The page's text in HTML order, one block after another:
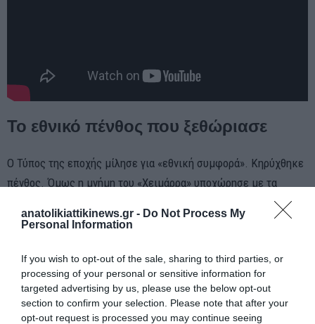
anatolikiattikinews.gr - Do Not Process My
Personal Information
If you wish to opt-out of the sale, sharing to third parties, or
processing of your personal or sensitive information for
targeted advertising by us, please use the below opt-out
section to confirm your selection. Please note that after your
opt-out request is processed you may continue seeing
Το εθνικό πένθος που ξεθώριασε
Ο Τύπος της εποχής μίλησε για «εθνική συμφορά». Κηρύχθηκε
πένθος. Όμως η μνήμη του «Χειμάρρα» υποχώρησε με τα
χρόνια, σκιασμένη από άλλες τραγωδίες και τα γεγονότα του
Εμφυλίου.
Κι όμως, για δεκάδες οικογένειες, ο χρόνος σταμάτησε εκείνο
το ξημέρωμα.